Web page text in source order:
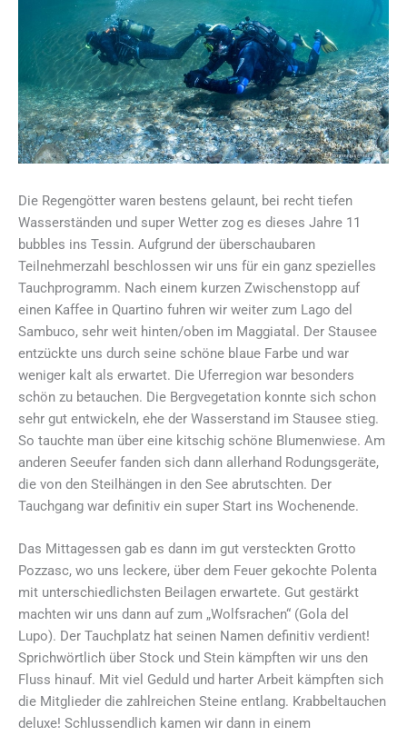
Die Regengötter waren bestens gelaunt, bei recht tiefen
Wasserständen und super Wetter zog es dieses Jahre 11
bubbles ins Tessin. Aufgrund der überschaubaren
Teilnehmerzahl beschlossen wir uns für ein ganz spezielles
Tauchprogramm. Nach einem kurzen Zwischenstopp auf
einen Kaffee in Quartino fuhren wir weiter zum Lago del
Sambuco, sehr weit hinten/oben im Maggiatal. Der Stausee
entzückte uns durch seine schöne blaue Farbe und war
weniger kalt als erwartet. Die Uferregion war besonders
schön zu betauchen. Die Bergvegetation konnte sich schon
sehr gut entwickeln, ehe der Wasserstand im Stausee stieg.
So tauchte man über eine kitschig schöne Blumenwiese. Am
anderen Seeufer fanden sich dann allerhand Rodungsgeräte,
die von den Steilhängen in den See abrutschten. Der
Tauchgang war definitiv ein super Start ins Wochenende.
Das Mittagessen gab es dann im gut versteckten Grotto
Pozzasc, wo uns leckere, über dem Feuer gekochte Polenta
mit unterschiedlichsten Beilagen erwartete. Gut gestärkt
machten wir uns dann auf zum „Wolfsrachen“ (Gola del
Lupo). Der Tauchplatz hat seinen Namen definitiv verdient!
Sprichwörtlich über Stock und Stein kämpften wir uns den
Fluss hinauf. Mit viel Geduld und harter Arbeit kämpften sich
die Mitglieder die zahlreichen Steine entlang. Krabbeltauchen
deluxe! Schlussendlich kamen wir dann in einem